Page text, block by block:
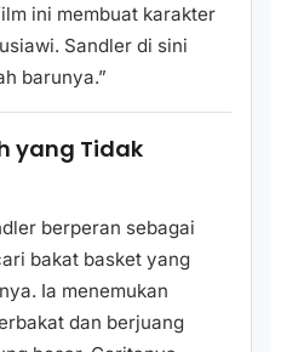
ini membuat karakter
Sandler di sini
barunya.”
yang Tidak
berperan sebagai
bakat basket yang
Ia menemukan
dan berjuang